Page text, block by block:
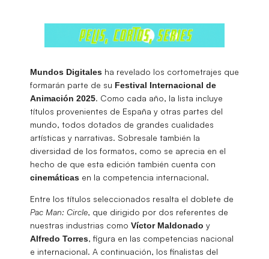
Mundos Digitales ha revelado los cortometrajes que
formarán parte de su Festival Internacional de
Animación 2025. Como cada año, la lista incluye
títulos provenientes de España y otras partes del
mundo, todos dotados de grandes cualidades
artísticas y narrativas. Sobresale también la
diversidad de los formatos, como se aprecia en el
hecho de que esta edición también cuenta con
cinemáticas en la competencia internacional.
Entre los títulos seleccionados resalta el doblete de
Pac Man: Circle, que dirigido por dos referentes de
nuestras industrias como Víctor Maldonado y
Alfredo Torres, figura en las competencias nacional
e internacional. A continuación, los finalistas del